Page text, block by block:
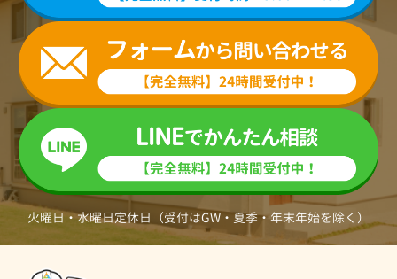
火曜日・水曜日定休日（受付はGW・夏季・年末年始を除く）